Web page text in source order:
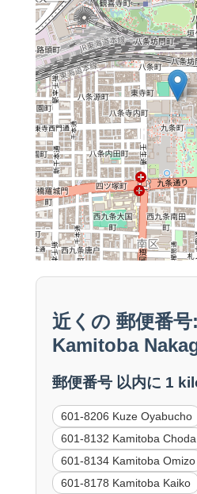
近くの 郵便番号
Kamitoba
郵便番号 以内に 1
601-8206 Kuze Oyabucho
601-8132 Kamitoba Choda
601-8134 Kamitoba Omizo
601-8178 Kamitoba Kaiko